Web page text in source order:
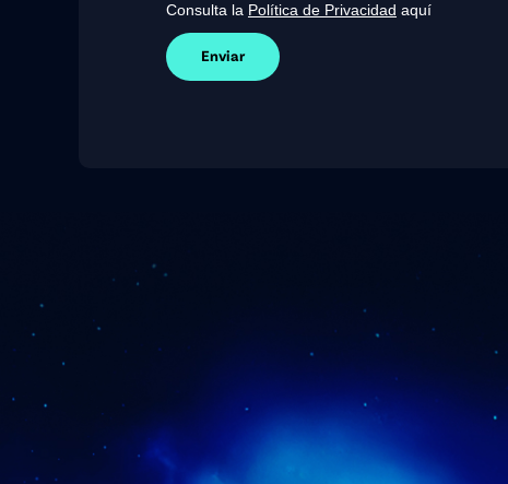
Consulta la Política de Privacidad aquí
Enviar